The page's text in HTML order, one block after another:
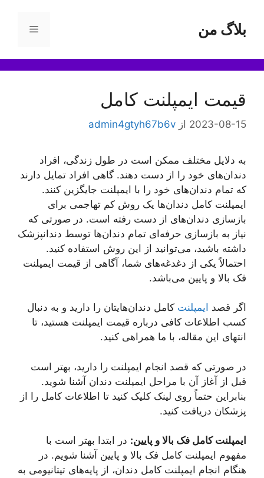
محتوابلاگ من فهرست
قیمت ایمپلنت کامل
2023-08-15 از admin4gtyh67b6v
به دلایل مختلف ممکن است در طول زندگی، افراد
دندان‌های خود را از دست دهند. گاهی افراد تمایل دارند
که تمام دندان‌های خود را با ایمپلنت جایگزین کنند.
ایمپلنت کامل دندان‌ها یک روش کم تهاجمی برای
بازسازی دندان‌های از دست رفته است. در صورتی که
نیاز به بازسازی حرفه‌ای تمام دندان‌ها توسط دندانپزشک
داشته باشید، می‌توانید از این روش استفاده کنید.
احتمالاً یکی از دغدغه‌های شما، آگاهی از قیمت ایمپلنت
فک بالا و پایین می‌باشد.
اگر قصد ایمپلنت کامل دندان‌هایتان را دارید و به دنبال
کسب اطلاعات کافی درباره قیمت ایمپلنت هستید، تا
انتهای این مقاله، با ما همراهی کنید.
در صورتی که قصد انجام ایمپلنت را دارید، بهتر است
قبل از آغاز آن با مراحل ایمپلنت دندان آشنا شوید.
بنابراین حتماً روی لینک کلیک کنید تا اطلاعات کامل را از
پزشکان دریافت کنید.
ایمپلنت کامل فک بالا و پایین: در ابتدا بهتر است با
مفهوم ایمپلنت کامل فک بالا و پایین آشنا شویم. در
هنگام انجام ایمپلنت کامل دندان، از پایه‌های تیتانیومی به